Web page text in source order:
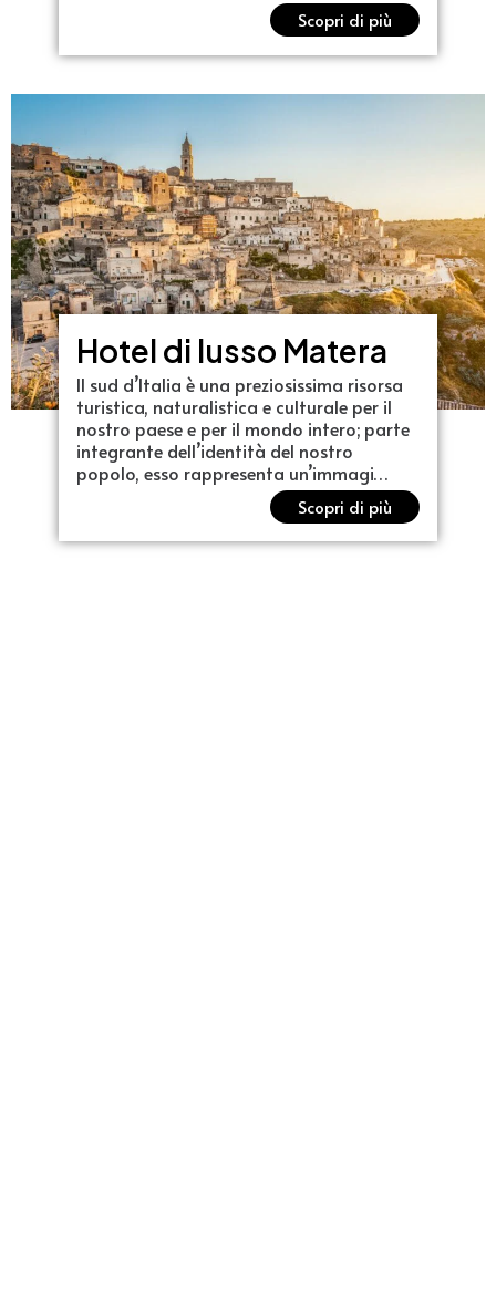
Scopri di più
Hotel di lusso Matera
Il sud d’Italia è una preziosissima risorsa
turistica, naturalistica e culturale per il
nostro paese e per il mondo intero; parte
integrante dell’identità del nostro
popolo, esso rappresenta un’immagi…
Scopri di più